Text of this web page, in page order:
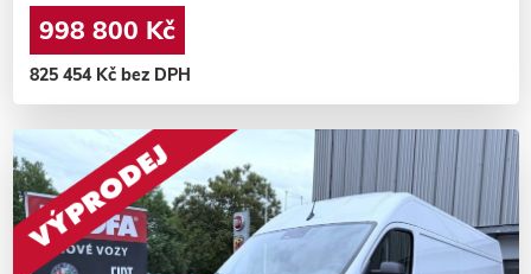
998 800 Kč
825 454 Kč bez DPH